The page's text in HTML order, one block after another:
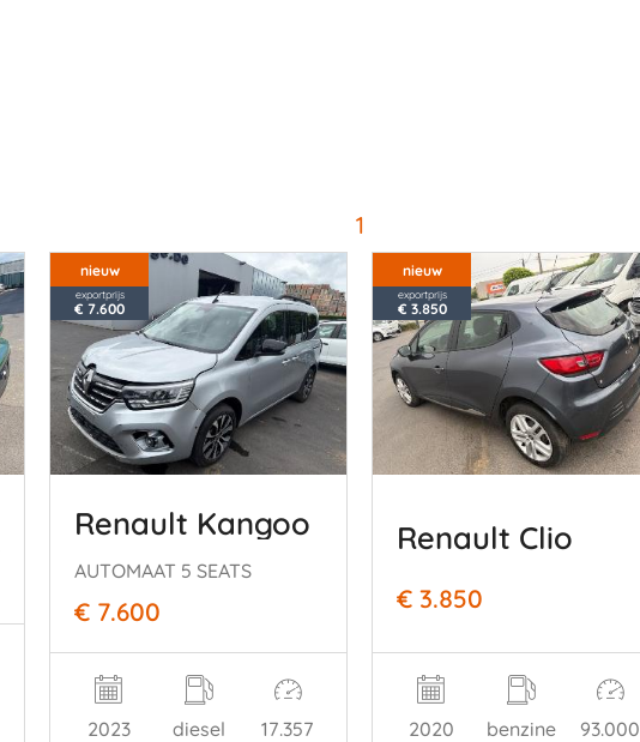
1
nieuw
exportprijs
€ 7.600
Renault Kangoo
AUTOMAAT 5 SEATS
€ 7.600
2023 diesel 17.357
nieuw
exportprijs
€ 3.850
Renault Clio
€ 3.850
2020 benzine 93.000